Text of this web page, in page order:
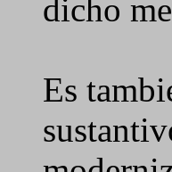
dicho
Es